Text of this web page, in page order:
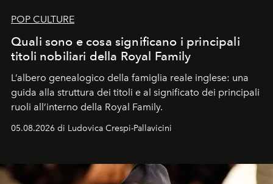
POP CULTURE
Quali sono e cosa significano i principali
titoli nobiliari della Royal Family
L’albero genealogico della famiglia reale inglese: una
guida alla struttura dei titoli e al significato dei principali
ruoli all’interno della Royal Family.
05.08.2026 di Ludovica Crespi-Pallavicini